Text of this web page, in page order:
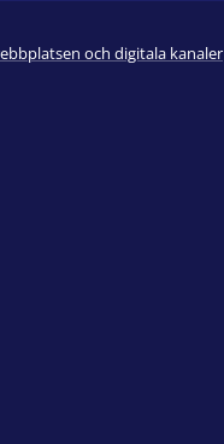
och digitala kanaler